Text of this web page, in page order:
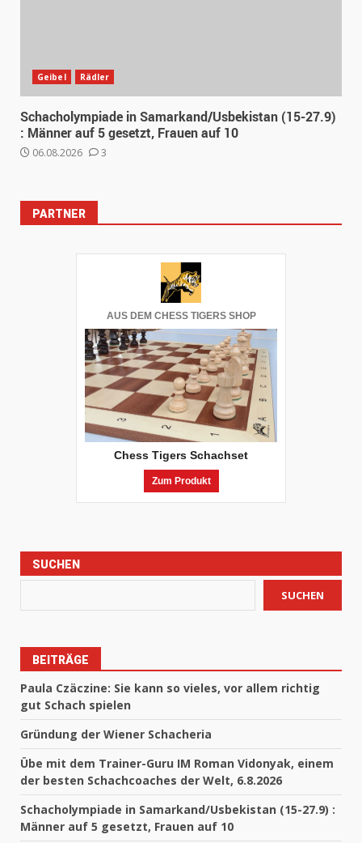
Geibel Rädler
Schacholympiade in Samarkand/Usbekistan (15-27.9)
: Männer auf 5 gesetzt, Frauen auf 10
06.08.2026 3
PARTNER
AUS DEM CHESS TIGERS SHOP
Chess Tigers Schachset
Zum Produkt
SUCHEN
SUCHEN
BEITRÄGE
Paula Czäczine: Sie kann so vieles, vor allem richtig
gut Schach spielen
Gründung der Wiener Schacheria
Übe mit dem Trainer-Guru IM Roman Vidonyak, einem
der besten Schachcoaches der Welt, 6.8.2026
Schacholympiade in Samarkand/Usbekistan (15-27.9) :
Männer auf 5 gesetzt, Frauen auf 10